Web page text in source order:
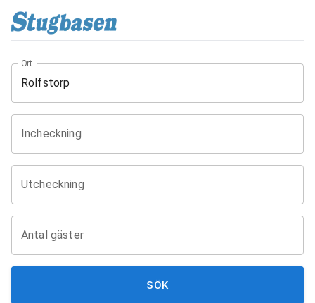
Ort
Incheckning
Utcheckning
Antal gäster
SÖK